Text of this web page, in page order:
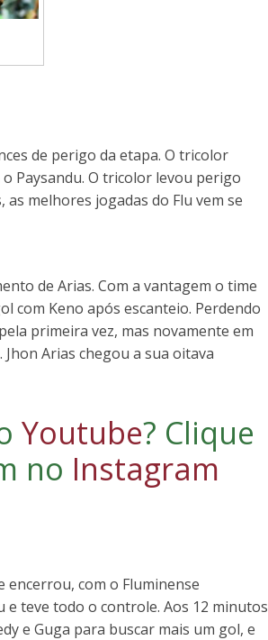
de perigo da etapa. O tricolor
Paysandu. O tricolor levou perigo
melhores jogadas do Flu vem se
de Arias. Com a vantagem o time
com Keno após escanteio. Perdendo
primeira vez, mas novamente em
Arias chegou a sua oitava
Youtube? Clique
no Instagram
encerrou, com o Fluminense
e teve todo o controle. Aos 12 minutos
e Guga para buscar mais um gol, e